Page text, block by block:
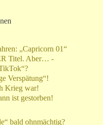
„Capricorn 01“
Titel. Aber… -
Verspätung“!
Krieg war!
ist gestorben!
bald ohnmächtig?